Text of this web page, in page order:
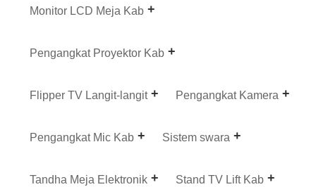
Monitor LCD Meja Kab
Pengangkat Proyektor Kab
Flipper TV Langit-langit Pengangkat Kamera
Pengangkat Mic Kab Sistem swara
Tandha Meja Elektronik Stand TV Lift Kab